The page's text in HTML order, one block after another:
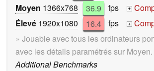
Moyen 1366x768 36.9 fps +
Élevé 1920x1080 16.4 fps +
» Jouable avec tous les ordinateurs
avec les détails paramétrés sur Moyen.
Additional Benchmarks